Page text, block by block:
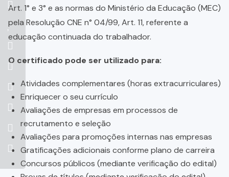
Art. 1° e 3° e as normas do Ministério da Educação (MEC)
pela Resolução CNE n° 04/99, Art. 11, referente a
educação continuada do trabalhador.
O certificado pode ser utilizado para:
Atividades complementares (horas extracurriculares)
Enriquecer o seu currículo
Avaliações de empresas em processos de
recrutamento e seleção
Avaliações para promoções internas nas empresas
Gratificações adicionais conforme plano de carreira
Concursos públicos (mediante verificação do edital)